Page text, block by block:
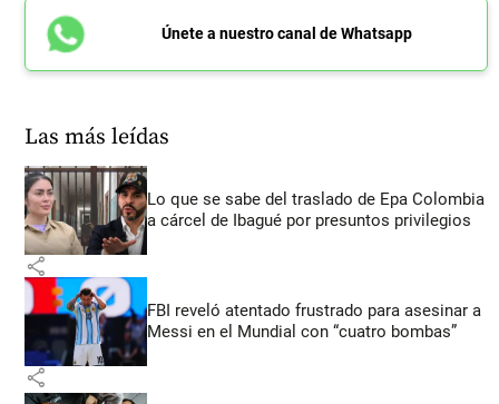
Únete a nuestro canal de Whatsapp
Las más leídas
Lo que se sabe del traslado de Epa Colombia
a cárcel de Ibagué por presuntos privilegios
share
FBI reveló atentado frustrado para asesinar a
Messi en el Mundial con “cuatro bombas”
share